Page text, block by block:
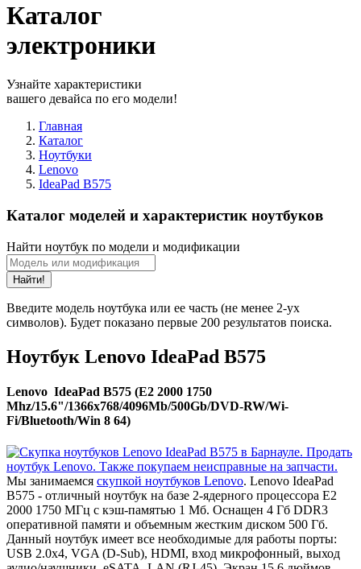
Каталог
электроники
Узнайте характеристики
вашего девайса по его модели!
Главная
Каталог
Ноутбуки
Lenovo
IdeaPad B575
Каталог моделей и характеристик ноутбуков
Найти ноутбук по модели и модификации
Найти!
Введите модель ноутбука или ее часть (не менее 2-ух
символов). Будет показано первые 200 результатов поиска.
Ноутбук Lenovo IdeaPad B575
Lenovo IdeaPad B575 (E2 2000 1750
Mhz/15.6"/1366x768/4096Mb/500Gb/DVD-RW/Wi-
Fi/Bluetooth/Win 8 64)
Мы занимаемся скупкой ноутбуков Lenovo. Lenovo IdeaPad
B575 - отличный ноутбук на базе 2-ядерного процессора E2
2000 1750 МГц с кэш-памятью 1 Мб. Оснащен 4 Гб DDR3
оперативной памяти и объемным жестким диском 500 Гб.
Данный ноутбук имеет все необходимые для работы порты:
USB 2.0x4, VGA (D-Sub), HDMI, вход микрофонный, выход